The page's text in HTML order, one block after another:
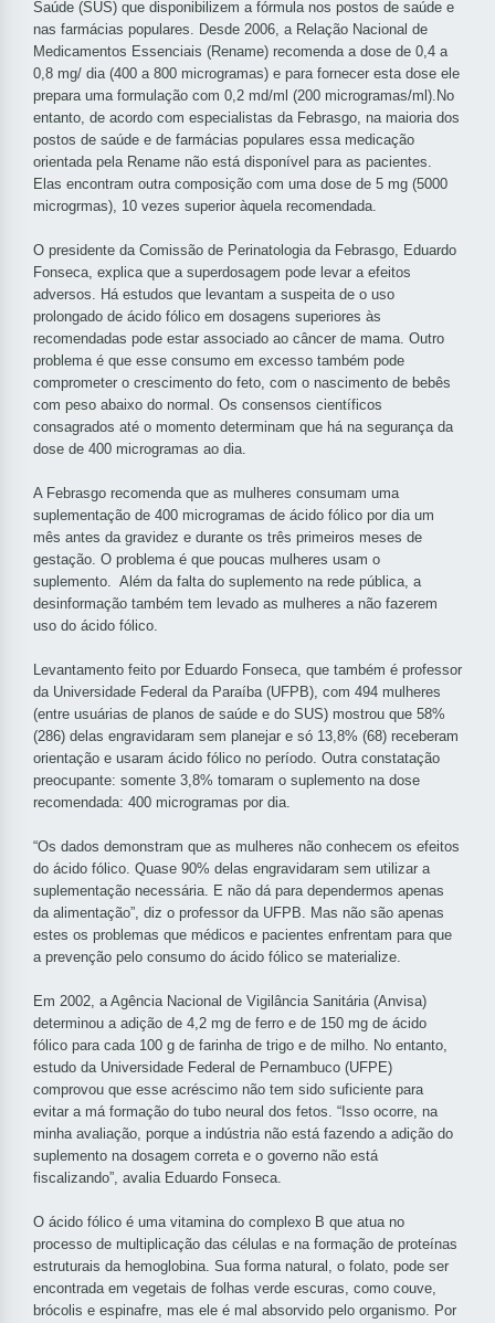
Saúde (SUS) que disponibilizem a fórmula nos postos de saúde e
nas farmácias populares. Desde 2006, a Relação Nacional de
Medicamentos Essenciais (Rename) recomenda a dose de 0,4 a
0,8 mg/ dia (400 a 800 microgramas) e para fornecer esta dose ele
prepara uma formulação com 0,2 md/ml (200 microgramas/ml).No
entanto, de acordo com especialistas da Febrasgo, na maioria dos
postos de saúde e de farmácias populares essa medicação
orientada pela Rename não está disponível para as pacientes.
Elas encontram outra composição com uma dose de 5 mg (5000
microgrmas), 10 vezes superior àquela recomendada.
O presidente da Comissão de Perinatologia da Febrasgo, Eduardo
Fonseca, explica que a superdosagem pode levar a efeitos
adversos. Há estudos que levantam a suspeita de o uso
prolongado de ácido fólico em dosagens superiores às
recomendadas pode estar associado ao câncer de mama. Outro
problema é que esse consumo em excesso também pode
comprometer o crescimento do feto, com o nascimento de bebês
com peso abaixo do normal. Os consensos científicos
consagrados até o momento determinam que há na segurança da
dose de 400 microgramas ao dia.
A Febrasgo recomenda que as mulheres consumam uma
suplementação de 400 microgramas de ácido fólico por dia um
mês antes da gravidez e durante os três primeiros meses de
gestação. O problema é que poucas mulheres usam o
suplemento. Além da falta do suplemento na rede pública, a
desinformação também tem levado as mulheres a não fazerem
uso do ácido fólico.
Levantamento feito por Eduardo Fonseca, que também é professor
da Universidade Federal da Paraíba (UFPB), com 494 mulheres
(entre usuárias de planos de saúde e do SUS) mostrou que 58%
(286) delas engravidaram sem planejar e só 13,8% (68) receberam
orientação e usaram ácido fólico no período. Outra constatação
preocupante: somente 3,8% tomaram o suplemento na dose
recomendada: 400 microgramas por dia.
“Os dados demonstram que as mulheres não conhecem os efeitos
do ácido fólico. Quase 90% delas engravidaram sem utilizar a
suplementação necessária. E não dá para dependermos apenas
da alimentação”, diz o professor da UFPB. Mas não são apenas
estes os problemas que médicos e pacientes enfrentam para que
a prevenção pelo consumo do ácido fólico se materialize.
Em 2002, a Agência Nacional de Vigilância Sanitária (Anvisa)
determinou a adição de 4,2 mg de ferro e de 150 mg de ácido
fólico para cada 100 g de farinha de trigo e de milho. No entanto,
estudo da Universidade Federal de Pernambuco (UFPE)
comprovou que esse acréscimo não tem sido suficiente para
evitar a má formação do tubo neural dos fetos. “Isso ocorre, na
minha avaliação, porque a indústria não está fazendo a adição do
suplemento na dosagem correta e o governo não está
fiscalizando”, avalia Eduardo Fonseca.
O ácido fólico é uma vitamina do complexo B que atua no
processo de multiplicação das células e na formação de proteínas
estruturais da hemoglobina. Sua forma natural, o folato, pode ser
encontrada em vegetais de folhas verde escuras, como couve,
brócolis e espinafre, mas ele é mal absorvido pelo organismo. Por